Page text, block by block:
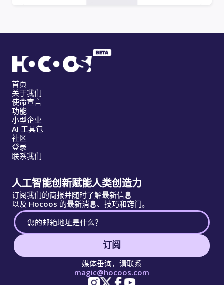
首页
关于我们
使命宣言
功能
小型企业
AI 工具包
社区
登录
联系我们
人工智能创新赋能人类创造力
订阅我们的简报并随时了解最新信息
以及 Hocoos 的最新消息、技巧和窍门。
订阅
媒体垂询，请联系
magic@hocoos.com